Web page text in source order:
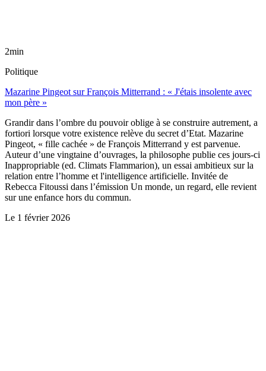
2min
Politique
Mazarine Pingeot sur François Mitterrand : « J'étais insolente avec
mon père »
Grandir dans l’ombre du pouvoir oblige à se construire autrement, a
fortiori lorsque votre existence relève du secret d’Etat. Mazarine
Pingeot, « fille cachée » de François Mitterrand y est parvenue.
Auteur d’une vingtaine d’ouvrages, la philosophe publie ces jours-ci
Inappropriable (ed. Climats Flammarion), un essai ambitieux sur la
relation entre l’homme et l'intelligence artificielle. Invitée de
Rebecca Fitoussi dans l’émission Un monde, un regard, elle revient
sur une enfance hors du commun.
Le 1 février 2026